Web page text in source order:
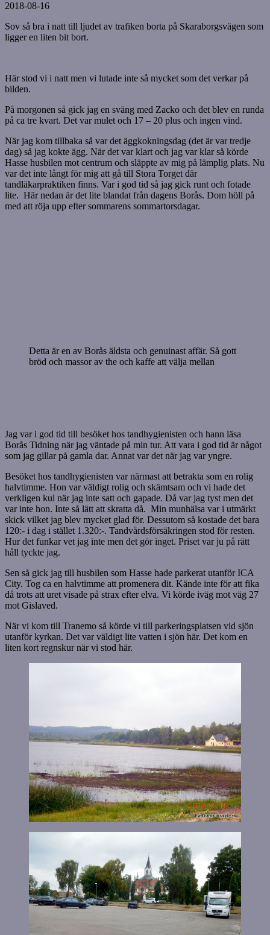
2018-08-16
Sov så bra i natt till ljudet av trafiken borta på Skaraborgsvägen som
ligger en liten bit bort.
Här stod vi i natt men vi lutade inte så mycket som det verkar på
bilden.
På morgonen så gick jag en sväng med Zacko och det blev en runda
på ca tre kvart. Det var mulet och 17 – 20 plus och ingen vind.
När jag kom tillbaka så var det äggkokningsdag (det är var tredje
dag) så jag kokte ägg. När det var klart och jag var klar så körde
Hasse husbilen mot centrum och släppte av mig på lämplig plats. Nu
var det inte långt för mig att gå till Stora Torget där
tandläkarpraktiken finns. Var i god tid så jag gick runt och fotade
lite. Här nedan är det lite blandat från dagens Borås. Dom höll på
med att röja upp efter sommarens sommartorsdagar.
Detta är en av Borås äldsta och genuinast affär. Så gott
bröd och massor av the och kaffe att välja mellan
Jag var i god tid till besöket hos tandhygienisten och hann läsa
Borås Tidning när jag väntade på min tur. Att vara i god tid är något
som jag gillar på gamla dar. Annat var det när jag var yngre.
Besöket hos tandhygienisten var närmast att betrakta som en rolig
halvtimme. Hon var väldigt rolig och skämtsam och vi hade det
verkligen kul när jag inte satt och gapade. Då var jag tyst men det
var inte hon. Inte så lätt att skratta då. Min munhälsa var i utmärkt
skick vilket jag blev mycket glad för. Dessutom så kostade det bara
120:- i dag i stället 1.320:-. Tandvårdsförsäkringen stod för resten.
Hur det funkar vet jag inte men det gör inget. Priset var ju på rätt
håll tyckte jag.
Sen så gick jag till husbilen som Hasse hade parkerat utanför ICA
City. Tog ca en halvtimme att promenera dit. Kände inte för att fika
då trots att uret visade på strax efter elva. Vi körde iväg mot väg 27
mot Gislaved.
När vi kom till Tranemo så körde vi till parkeringsplatsen vid sjön
utanför kyrkan. Det var väldigt lite vatten i sjön här. Det kom en
liten kort regnskur när vi stod här.